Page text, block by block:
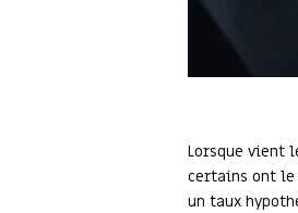
Lorsque vient
certains ont le
un taux